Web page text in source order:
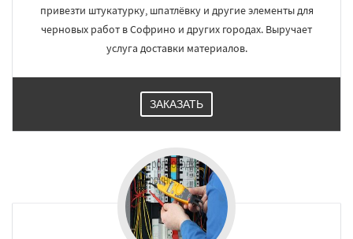
привезти штукатурку, шпатлёвку и другие элементы для
черновых работ в Софрино и других городах. Выручает
услуга доставки материалов.
ЗАКАЗАТЬ